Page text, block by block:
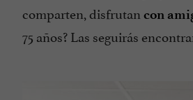
comparten, disfrutan con
75 años? Las seguirás